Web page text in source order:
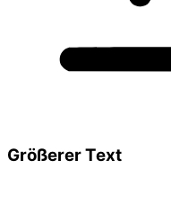
Größerer Text